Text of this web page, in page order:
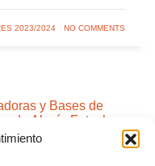
2023/2024 NO COMMENTS
y Bases de
Alevín Futsal